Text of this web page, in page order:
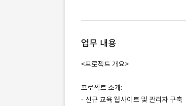
업무 내용
<프로젝트 개요>
프로젝트 소개:
- 신규 교육 웹사이트 및 관리자 구축